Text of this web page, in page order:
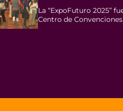
La “ExpoFuturo 2025”
Centro de